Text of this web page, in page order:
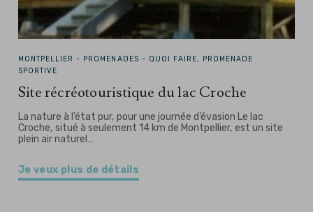
MONTPELLIER - PROMENADES - QUOI FAIRE, PROMENADE
SPORTIVE
Site récréotouristique du lac Croche
La nature à l’état pur, pour une journée d’évasion Le lac
Croche, situé à seulement 14 km de Montpellier, est un site
plein air naturel…
Je veux plus de détails